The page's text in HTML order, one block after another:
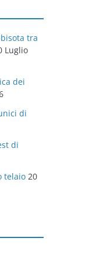
tra
Luglio
dei
di
di
telaio 20